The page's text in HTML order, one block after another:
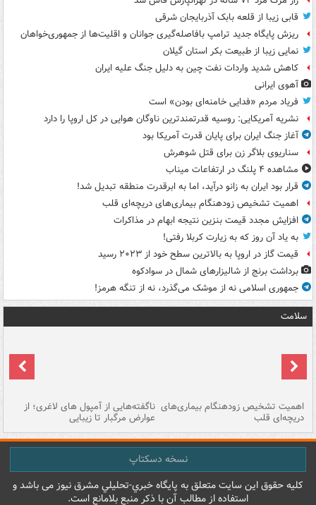
قابی زیبا از قلعه بابک آذربایجان شرقی
ریزش پایگاه جدید ترامپ بافاصله‌گیری جوانان و اقلیت‌ها از جمهوری‌خواهان
نمایی زیبا از طبیعت بکر استان گیلان
کاهش شدید واردات نفت چین به دلیل جنگ علیه ایران
آهوی ایرانی
فریاد مردم «فدایی خامنه‌ای بودن» است
نشریه آمریکایی: روسیه قدرتمندترین ناوگان هوایی در کل اروپا را دارد
آغاز جنگ ایران برای پایان قدرت آمریکا بود
سناریوی بلاگر زن برای قتل شوهرش
مشاهده ۴ پلنگ در ارتفاعات میناب
قرار بود ایران به زانو درآید، اما به ابرقدرت منطقه تبدیل شد!
اهمیت تشخیص زودهنگام بیماری‌های دریچه‌ای قلب
افزایش مجدد قیمت بنزین نتیجه ابهام در مذاکرات
به یاد آن روز که به زیارت کربلا رفتی!
قیمت گاز در اروپا به بالاترین سطح خود از ۲۰۲۳ رسید
برداشت برنج از شالیزارهای شمال در سوادکوه
جمهوری اسلامی نه از موشک می‌گذرد، نه از تنگه هرمز!
سلامت
اهمیت تشخیص زودهنگام بیماری‌های
دریچه‌ای قلب
ناگفته‌هایی از آمپول های لاغری؛ از
عوارض مرگبار تا زیبایی
نسخه دسکتاپ
کليه حقوق اين سايت متعلق به پایگاه خبري-تحليلي مشرق نيوز می باشد و
استفاده از مطالب آن با ذکر منبع بلامانع است.